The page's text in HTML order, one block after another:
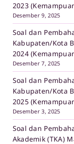
2023
Desember 9, 2025
Soal dan
Kabupaten/Kota
2024
Desember 7, 2025
Soal dan
Kabupaten/Kota
2025
Desember 3, 2025
Soal dan
Akademik (TKA)